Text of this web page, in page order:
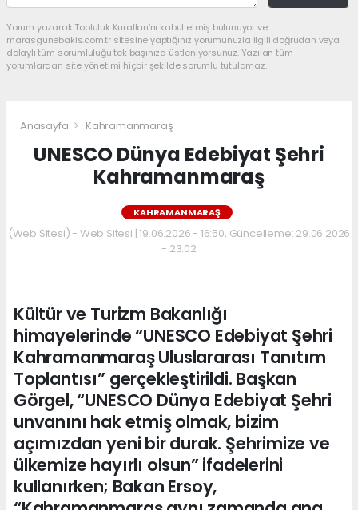
Yorum yazarak Topluluk Kuralları’nı kabul etmiş bulunuyor ve
marasgunebakis.com.tr sitesine yaptığınız yorumunuzla ilgili doğrudan veya
dolaylı tüm sorumluluğu tek başınıza üstleniyorsunuz. Yazılan tüm
yorumlardan site yönetimi hiçbir şekilde sorumlu tutulamaz.
Anasayfa Kahramanmaraş
UNESCO Dünya Edebiyat Şehri
Kahramanmaraş
KAHRAMANMARAŞ
(Web Sitesi) - Web Sitesi | 19.06.2026 - 16:50, Güncelleme: 29.06.2026
- 23:02
Kültür ve Turizm Bakanlığı
himayelerinde “UNESCO Edebiyat Şehri
Kahramanmaraş Uluslararası Tanıtım
Toplantısı” gerçekleştirildi. Başkan
Görgel, “UNESCO Dünya Edebiyat Şehri
unvanını hak etmiş olmak, bizim
açımızdan yeni bir durak. Şehrimize ve
ülkemize hayırlı olsun” ifadelerini
kullanırken; Bakan Ersoy,